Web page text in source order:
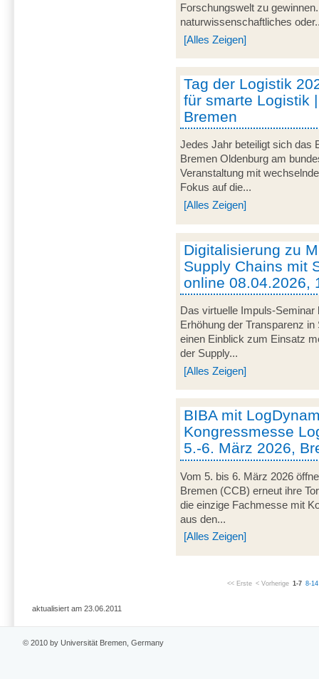
Forschungswelt zu
naturwissenschaftliches
[Alles Zeigen]
Tag der Logistik
für smarte Logistik
Bremen
Jedes Jahr beteiligt sich das
Bremen Oldenburg am
Veranstaltung mit
Fokus auf die...
[Alles Zeigen]
Digitalisierung zu
Supply Chains mit
online 08.04.2026,
Das virtuelle Impuls-Seminar
Erhöhung der Transparenz
einen Einblick zum Einsatz
der Supply...
[Alles Zeigen]
BIBA mit
Kongressmesse
5.-6. März 2026,
Vom 5. bis 6. März 2026
Bremen (CCB) erneut ihre
die einzige Fachmesse mit
aus den...
[Alles Zeigen]
<< Erste < Vorherige 1-7 8-14
aktualisiert am 23.06.2011
© 2010 by Universität Bremen, Germany